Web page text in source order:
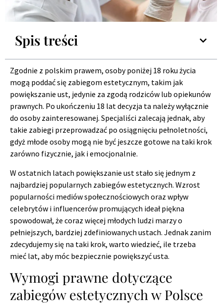
Spis treści
Zgodnie z polskim prawem, osoby poniżej 18 roku życia
mogą poddać się zabiegom estetycznym, takim jak
powiększanie ust, jedynie za zgodą rodziców lub opiekunów
prawnych. Po ukończeniu 18 lat decyzja ta należy wyłącznie
do osoby zainteresowanej. Specjaliści zalecają jednak, aby
takie zabiegi przeprowadzać po osiągnięciu pełnoletności,
gdyż młode osoby mogą nie być jeszcze gotowe na taki krok
zarówno fizycznie, jak i emocjonalnie.
W ostatnich latach powiększanie ust stało się jednym z
najbardziej popularnych zabiegów estetycznych. Wzrost
popularności mediów społecznościowych oraz wpływ
celebrytów i influencerów promujących ideał piękna
spowodował, że coraz więcej młodych ludzi marzy o
pełniejszych, bardziej zdefiniowanych ustach. Jednak zanim
zdecydujemy się na taki krok, warto wiedzieć, ile trzeba
mieć lat, aby móc bezpiecznie powiększyć usta.
Wymogi prawne dotyczące
zabiegów estetycznych w Polsce